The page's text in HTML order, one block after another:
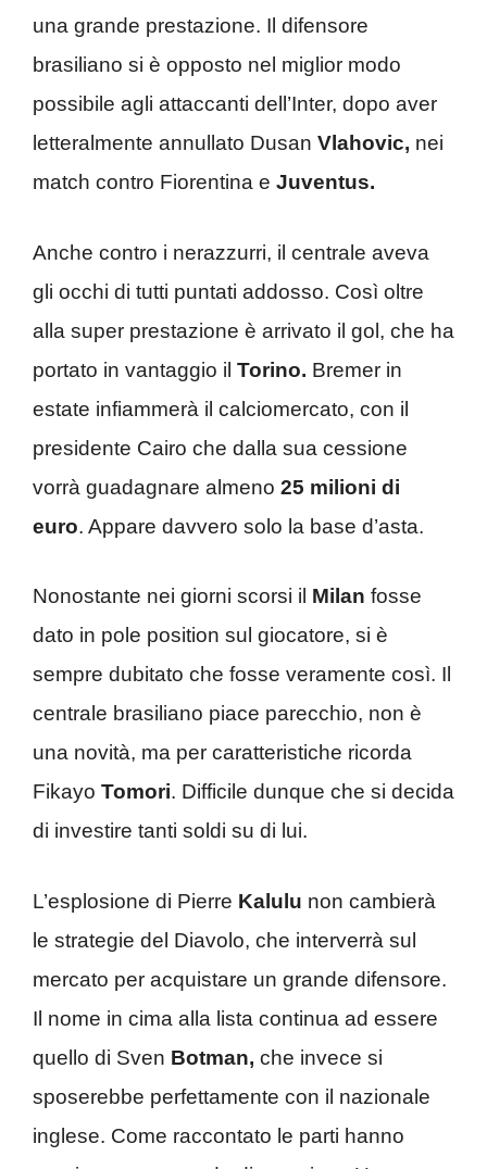
una grande prestazione. Il difensore
brasiliano si è opposto nel miglior modo
possibile agli attaccanti dell’Inter, dopo aver
letteralmente annullato Dusan Vlahovic, nei
match contro Fiorentina e Juventus.
Anche contro i nerazzurri, il centrale aveva
gli occhi di tutti puntati addosso. Così oltre
alla super prestazione è arrivato il gol, che ha
portato in vantaggio il Torino. Bremer in
estate infiammerà il calciomercato, con il
presidente Cairo che dalla sua cessione
vorrà guadagnare almeno 25 milioni di
euro. Appare davvero solo la base d’asta.
Nonostante nei giorni scorsi il Milan fosse
dato in pole position sul giocatore, si è
sempre dubitato che fosse veramente così. Il
centrale brasiliano piace parecchio, non è
una novità, ma per caratteristiche ricorda
Fikayo Tomori. Difficile dunque che si decida
di investire tanti soldi su di lui.
L’esplosione di Pierre Kalulu non cambierà
le strategie del Diavolo, che interverrà sul
mercato per acquistare un grande difensore.
Il nome in cima alla lista continua ad essere
quello di Sven Botman, che invece si
sposerebbe perfettamente con il nazionale
inglese. Come raccontato le parti hanno